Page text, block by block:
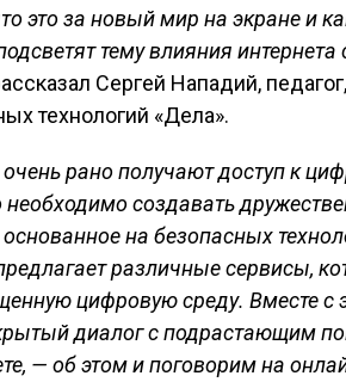
это за новый мир на экране и
тему влияния
Сергей Нападий,
технологий «Дела».
очень рано получают доступ к
создавать
основанное на безопасных
различные сервисы,
цифровую среду. Вместе
диалог с подрастающим
— об этом и поговорим на